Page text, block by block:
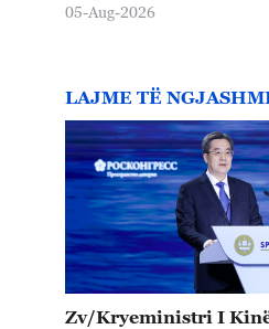
05-Aug-2026
LAJME TË
Zv/Kryeministri I